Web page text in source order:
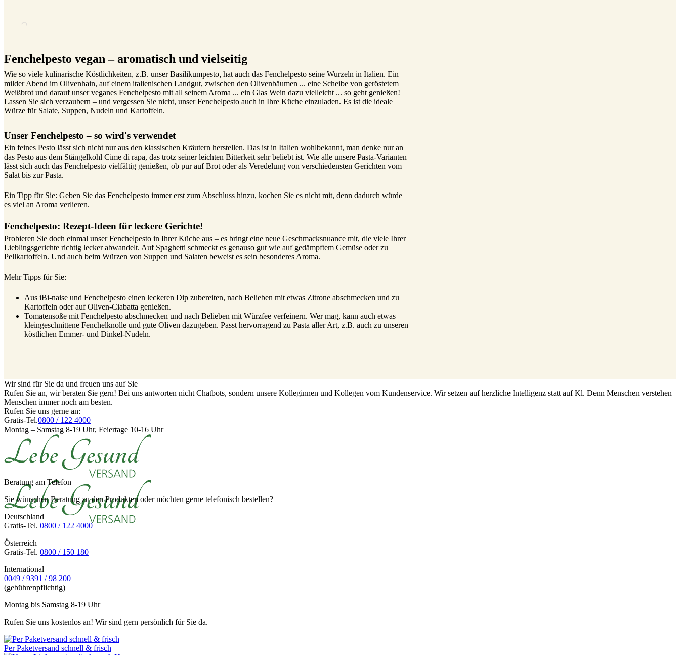
Fenchelpesto vegan – aromatisch und vielseitig
Wie so viele kulinarische Köstlichkeiten, z.B. unserBasilikumpesto, hat auch das Fenchelpesto seine Wurzeln in Italien. Ein
milder Abend im Olivenhain, auf einem italienischen Landgut, zwischen den Olivenbäumen ... eine Scheibe von geröstetem
Weißbrot und darauf unser veganes Fenchelpesto mit all seinem Aroma ... ein Glas Wein dazu vielleicht ... so geht genießen!
Lassen Sie sich verzaubern – und vergessen Sie nicht, unser Fenchelpesto auch in Ihre Küche einzuladen. Es ist die ideale
Würze für Salate, Suppen, Nudeln und Kartoffeln.
Unser Fenchelpesto – so wird's verwendet
Ein feines Pesto lässt sich nicht nur aus den klassischen Kräutern herstellen. Das ist in Italien wohlbekannt, man denke nur an
das Pesto aus dem Stängelkohl Cime di rapa, das trotz seiner leichten Bitterkeit sehr beliebt ist. Wie alle unsere Pasta-Varianten
lässt sich auch das Fenchelpesto vielfältig genießen, ob pur auf Brot oder als Veredelung von verschiedensten Gerichten vom
Salat bis zur Pasta.
Ein Tipp für Sie: Geben Sie das Fenchelpesto immer erst zum Abschluss hinzu, kochen Sie es nicht mit, denn dadurch würde
es viel an Aroma verlieren.
Fenchelpesto: Rezept-Ideen für leckere Gerichte!
Probieren Sie doch einmal unser Fenchelpesto in Ihrer Küche aus – es bringt eine neue Geschmacksnuance mit, die viele Ihrer
Lieblingsgerichte richtig lecker abwandelt. Auf Spaghetti schmeckt es genauso gut wie auf gedämpftem Gemüse oder zu
Pellkartoffeln. Und auch beim Würzen von Suppen und Salaten beweist es sein besonderes Aroma.
Mehr Tipps für Sie:
Aus iBi-naise und Fenchelpesto einen leckeren Dip zubereiten, nach Belieben mit etwas Zitrone abschmecken und zu
Kartoffeln oder auf Oliven-Ciabatta genießen.
Tomatensoße mit Fenchelpesto abschmecken und nach Belieben mit Würzfee verfeinern. Wer mag, kann auch etwas
kleingeschnittene Fenchelknolle und gute Oliven dazugeben. Passt hervorragend zu Pasta aller Art, z.B. auch zu unseren
köstlichen Emmer- und Dinkel-Nudeln.
Wir sind für Sie da und freuen uns auf Sie
Rufen Sie an, wir beraten Sie gern! Bei uns antworten nicht Chatbots, sondern unsere Kolleginnen und Kollegen vom Kundenservice. Wir setzen auf herzliche Intelligenz statt auf Kl. Denn Menschen verstehen
Menschen immer noch am besten.
Rufen Sie uns gerne an:
Gratis-Tel.0800 / 122 4000
Montag – Samstag 8-19 Uhr, Feiertage 10-16 Uhr
Beratung am Telefon
Sie wünschen Beratung zu den Produkten oder möchten gerne telefonisch bestellen?
Deutschland
Gratis-Tel. 0800 / 122 4000
Österreich
Gratis-Tel. 0800 / 150 180
International
0049 / 9391 / 98 200
(gebührenpflichtig)
Montag bis Samstag 8-19 Uhr
Rufen Sie uns kostenlos an! Wir sind gern persönlich für Sie da.
Per Paketversand schnell & frisch